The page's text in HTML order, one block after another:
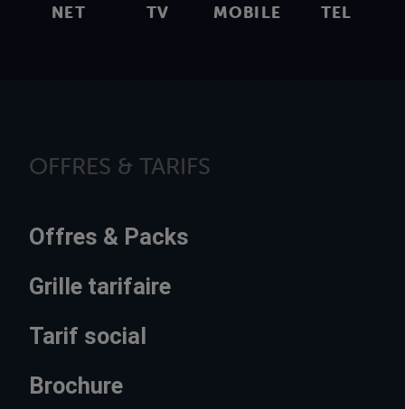
NET TV MOBILE TEL
OFFRES & TARIFS
Offres & Packs
Grille tarifaire
Tarif social
Brochure